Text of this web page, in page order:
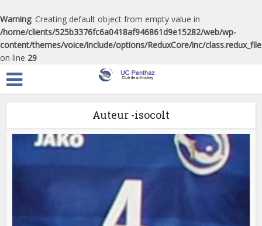
Warning: Creating default object from empty value in
/home/clients/525b3376fc6a0418af946861d9e15282/web/wp-
content/themes/voice/include/options/ReduxCore/inc/
on line 29
Auteur -isocolt